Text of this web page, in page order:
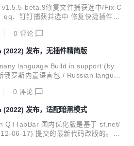
中文件进行打包(包含目录，不包含目
识bug 1.0.4 支持Editplus路径，调整
v1.5.5-beta.9修复文件捕获选中/Fix C
、钉钉捕获并选中 修复快捷插件无
测旧版bug 修复重名标签后缀错乱
能 默认加载最近关闭工具栏 预览文
持主流 GB2312、UTF8Bom、UTF
、UTF16BeBom、UTF16NoLeBo
SetHome插件修复设置环境变量P
0 评论
qttabbar v1.5.5.8-beta (2022) 发布，无插件精简版
language Build in support (by
罗斯内置语言包 / Russian langua
只有一个标签的时候执行双击标签空
问题，需要配置关闭自动变色 修复颜
题 / 修复标签外观颜色重置导致暗黑
加中键导航 / Sub dir support mouse
0 评论
发布，适配暗黑模式
QTTabBar 国内优化版是基于 sf.net/
06-17) 提交的最新代码改版的。这